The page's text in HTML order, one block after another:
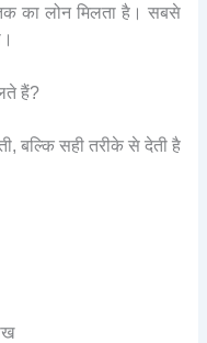
का लोन मिलता है। सबसे
हैं?
बल्कि सही तरीके से देती है